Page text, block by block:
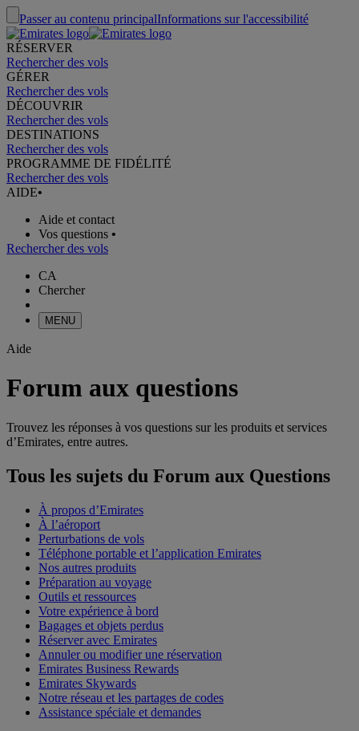
Passer au contenu principalInformations sur l'accessibilité
RÉSERVER
Rechercher des vols
GÉRER
Rechercher des vols
DÉCOUVRIR
Rechercher des vols
DESTINATIONS
Rechercher des vols
PROGRAMME DE FIDÉLITÉ
Rechercher des vols
AIDE•
Aide et contact
Vos questions •
Rechercher des vols
CA
Chercher
MENU
Aide
Forum aux questions
Trouvez les réponses à vos questions sur les produits et services
d’Emirates, entre autres.
Tous les sujets du Forum aux Questions
À propos d’Emirates
À l’aéroport
Perturbations de vols
Téléphone portable et l’application Emirates
Nos autres produits
Préparation au voyage
Outils et ressources
Votre expérience à bord
Bagages et objets perdus
Réserver avec Emirates
Annuler ou modifier une réservation
Emirates Business Rewards
Emirates Skywards
Notre réseau et les partages de codes
Assistance spéciale et demandes